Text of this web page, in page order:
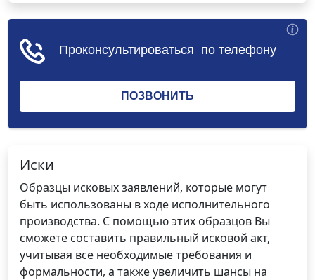
Иски
Образцы исковых заявлений, которые могут
быть использованы в ходе исполнительного
производства. С помощью этих образцов Вы
сможете составить правильный исковой акт,
учитывая все необходимые требования и
формальности, а также увеличить шансы на